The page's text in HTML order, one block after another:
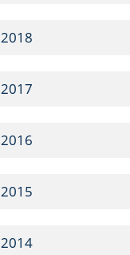
2018
2017
2016
2015
2014